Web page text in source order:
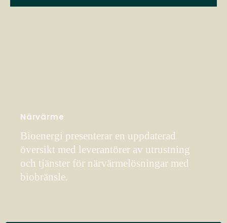
Närvärme
Bioenergi presenterar en uppdaterad
översikt med leverantörer av utrustning
och tjänster för närvärmelösningar med
biobränsle.